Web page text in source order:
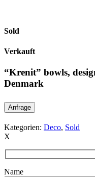
Sold
Verkauft
“Krenit” bowls,
Denmark
Anfrage
Kategorien: Deco, Sold
X
Name